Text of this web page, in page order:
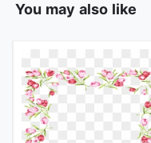
You may also like